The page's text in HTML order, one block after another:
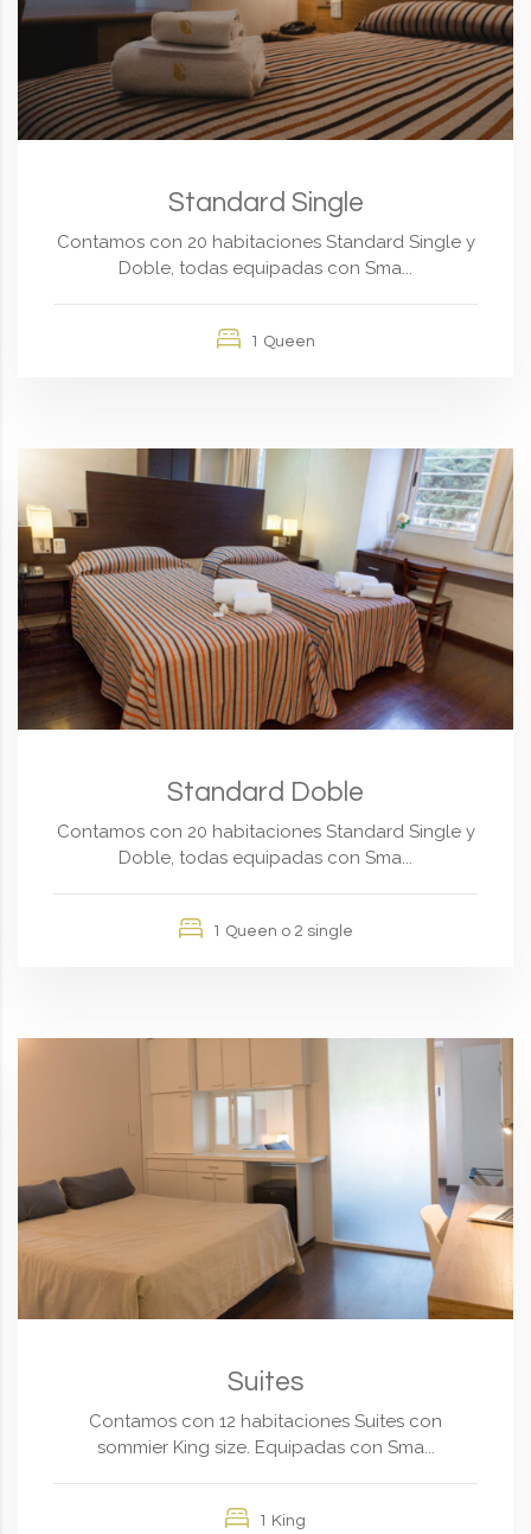
Standard Single
Contamos con 20 habitaciones Standard Single y
Doble, todas equipadas con Sma...
1 Queen
Standard Doble
Contamos con 20 habitaciones Standard Single y
Doble, todas equipadas con Sma...
1 Queen o 2 single
Suites
Contamos con 12 habitaciones Suites con
sommier King size. Equipadas con Sma...
1 King